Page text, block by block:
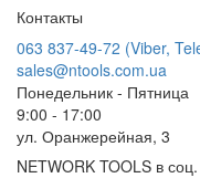
Контакты
063 837-49-72 (Viber,
sales@ntools.com.ua
Понедельник - Пятница
9:00 - 17:00
ул. Оранжерейная, 3
NETWORK TOOLS в